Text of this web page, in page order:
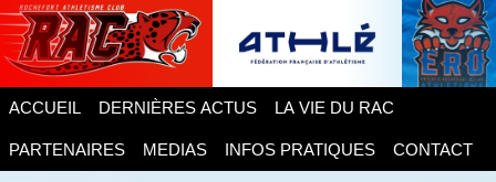
ACCUEIL DERNIÈRES ACTUS LA VIE DU RAC
PARTENAIRES MEDIAS INFOS PRATIQUES CONTACT
Panneau de gestion des cookies